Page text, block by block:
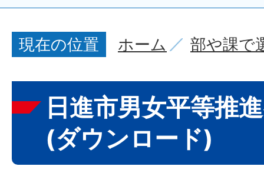
現在の位置 ホーム 部や課で
日進市男女平等推
(ダウンロード)